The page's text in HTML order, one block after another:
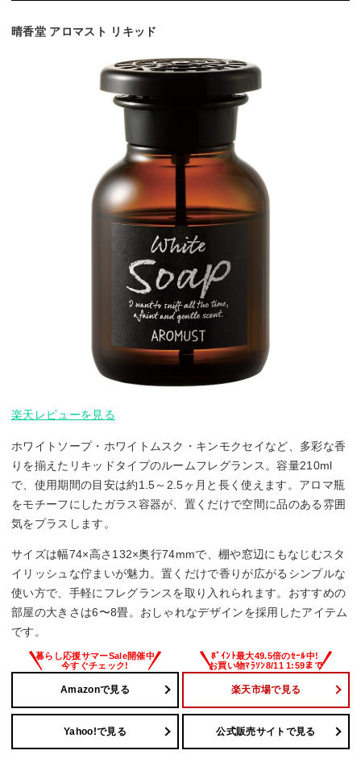
晴香堂 アロマスト リキッド
楽天レビューを見る
ホワイトソープ・ホワイトムスク・キンモクセイなど、多彩な香
りを揃えたリキッドタイプのルームフレグランス。容量210ml
で、使用期間の目安は約1.5～2.5ヶ月と長く使えます。アロマ瓶
をモチーフにしたガラス容器が、置くだけで空間に品のある雰囲
気をプラスします。
サイズは幅74×高さ132×奥行74mmで、棚や窓辺にもなじむスタ
イリッシュな佇まいが魅力。置くだけで香りが広がるシンプルな
使い方で、手軽にフレグランスを取り入れられます。おすすめの
部屋の大きさは6〜8畳。おしゃれなデザインを採用したアイテム
です。
Amazonで見る 楽天市場で見る
Yahoo!で見る 公式販売サイトで見る